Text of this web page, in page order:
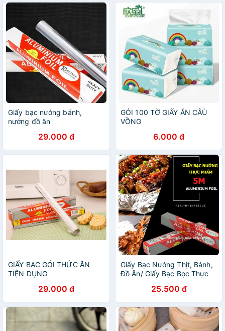
Giấy bạc nướng bánh,
nướng đồ ăn
29.000 đ
GÓI 100 TỜ GIẤY ĂN CÂÙ
VỒNG
6.000 đ
GIẤY BẠC GÓI THỨC ĂN
TIỆN DỤNG
29.000 đ
Giấy Bạc Nướng Thịt, Bánh,
Đồ Ăn/ Giấy Bạc Bọc Thực
25.500 đ